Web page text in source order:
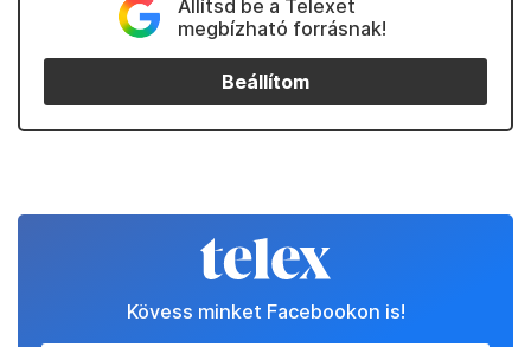
Állítsd be a Telexet
megbízható forrásnak!
Beállítom
Kövess minket Facebookon is!